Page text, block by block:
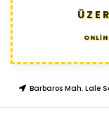
Barbaros Mah. Lale